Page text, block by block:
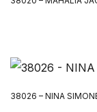
38026 – NINA